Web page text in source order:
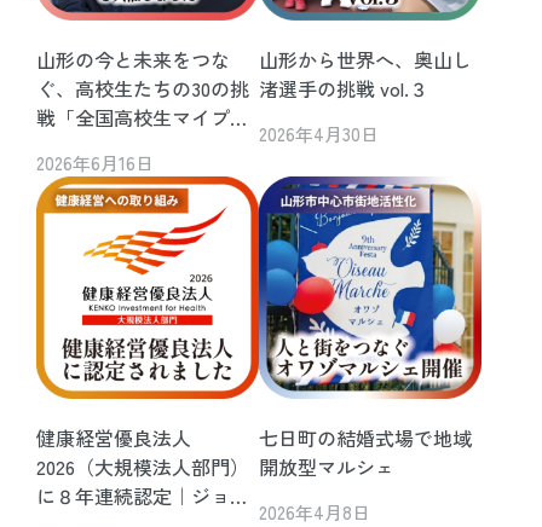
山形の今と未来をつな
ぐ、高校生たちの30の挑
戦「全国高校生マイプロ
形県Summit」を共催しま
した
2026年6月16日
山形から世界へ、奥山し
渚選手の挑戦 vol.３
2026年4月30日
健康経営優良法人
2026（大規模法人部門）
に８年連続認定｜ジョイ
七日町の結婚式場で地域
開放型マルシェ
2026年4月8日